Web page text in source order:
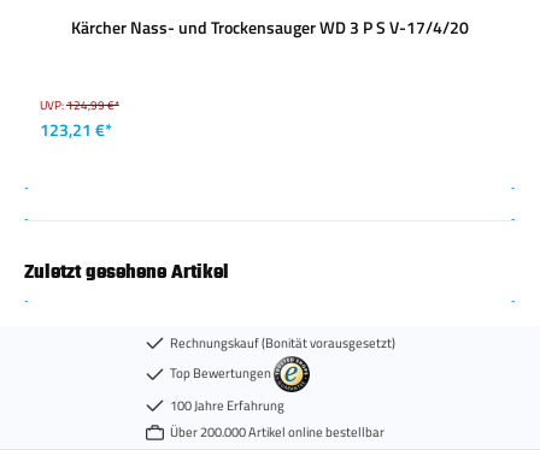
Kärcher Nass- und Trockensauger WD 3 P S V-17/4/20
UVP:124,99 €*
123,21 €*
Zuletzt gesehene Artikel
Rechnungskauf (Bonität vorausgesetzt)
Top Bewertungen
100 Jahre Erfahrung
Über 200.000 Artikel online bestellbar